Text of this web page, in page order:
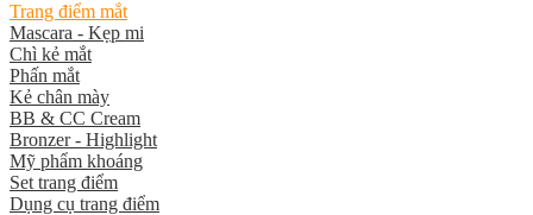
Trang điểm mắt
Mascara - Kẹp mi
Chì kẻ mắt
Phấn mắt
Kẻ chân mày
BB & CC Cream
Bronzer - Highlight
Mỹ phẩm khoáng
Set trang điểm
Dụng cụ trang điểm